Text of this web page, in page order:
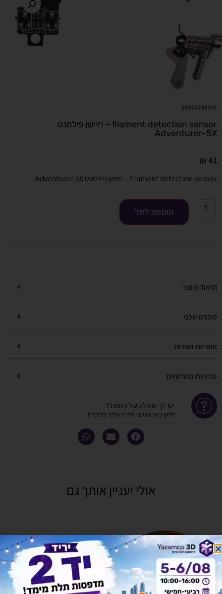
20004785001
filament detection sensor – חיישן פילמנט
Adventurer-5X
₪ 41
filament detection sensor – חיישן פילמנט Adventurer-5X
הוספה לסל
תיאור מוצר
מפרט טכני
אחריות ושירות
מדניות משלוחים
יש לך שאלה על המוצר?
לחץ כאן ונציגנו יחזרו אליך בהקדם!
אולי יעניין אותך גם